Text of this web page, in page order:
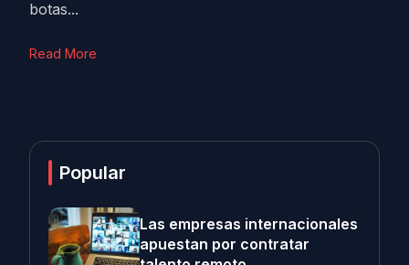
botas...
Read More
Popular
Las empresas internacionales
apuestan por contratar